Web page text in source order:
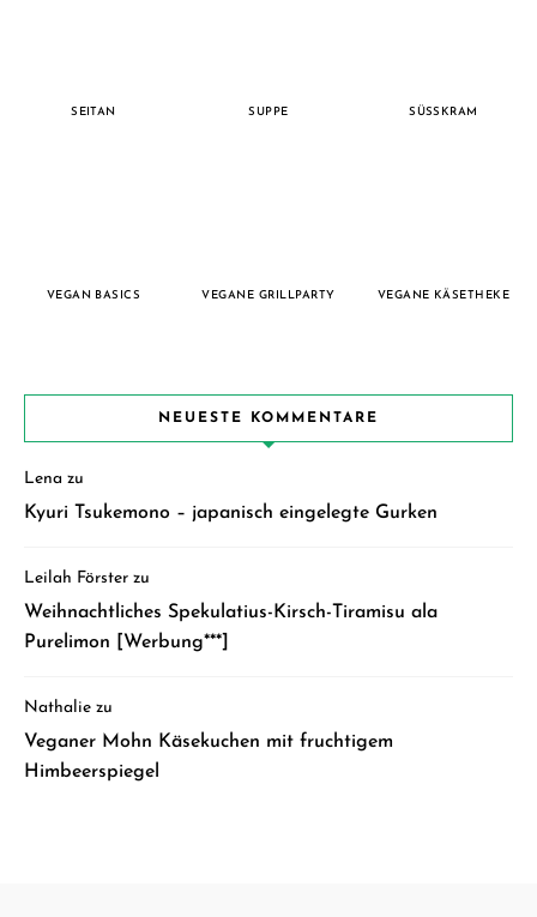
SEITAN SUPPE SÜSSKRAM
VEGAN BASICS VEGANE GRILLPARTY VEGANE KÄSETHEKE
NEUESTE KOMMENTARE
Lena zu
Kyuri Tsukemono – japanisch eingelegte Gurken
Leilah Förster zu
Weihnachtliches Spekulatius-Kirsch-Tiramisu ala
Purelimon [Werbung***]
Nathalie zu
Veganer Mohn Käsekuchen mit fruchtigem
Himbeerspiegel